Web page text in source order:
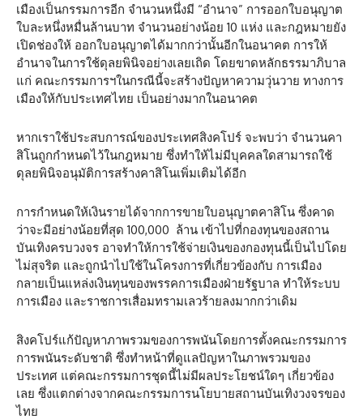
เมืองเป็นกรรมการอีก จำนวนหนึ่งมี “อำนาจ” การออกใบอนุญาต
ใบละหนึ่งหมื่นล้านบาท จำนวนอย่างน้อย 10 แห่ง และกฎหมายยัง
เปิดช่องให้ ออกใบอนุญาตได้มากกว่านั้นอีกในอนาคต การให้
อำนาจในการใช้ดุลยพินิจอย่างเลยเถิด โดยขาดหลักธรรมาภิบาล
แก่ คณะกรรมการฯในกรณีนี้จะสร้างปัญหาความวุ่นวาย ทางการ
เมืองให้กับประเทศไทย เป็นอย่างมากในอนาคต
หากเราใช้ประสบการณ์ของประเทศสิงคโปร์ จะพบว่า จำนวนคา
สิโนถูกกำหนดไว้ในกฎหมาย ซึ่งทำให้ไม่มีบุคคลใดสามารถใช้
ดุลยพินิจอนุมัติการสร้างคาสิโนเพิ่มเติมได้อีก
การกำหนดให้เงินรายได้จากการขายใบอนุญาตคาสิโน ซึ่งคาด
ว่าจะมีอย่างน้อยที่สุด 100,000 ล้าน เข้าไปที่กองทุนของสถาน
บันเทิงครบวงจร อาจทำให้การใช้จ่ายเงินของกองทุนนี้เป็นไปโดย
ไม่สุจริต และถูกนำไปใช้ในโครงการที่เกี่ยวข้องกับ การเมือง
กลายเป็นแหล่งเงินทุนของพรรคการเมืองฝ่ายรัฐบาล ทำให้ระบบ
การเมือง และราชการเสื่อมทรามเลวร้ายลงมากกว่าเดิม
สิงคโปร์แก้ปัญหาภาพรวมของการพนันโดยการตั้งคณะกรรมการ
การพนันระดับชาติ ซึ่งทำหน้าที่ดูแลปัญหาในภาพรวมของ
ประเทศ แต่คณะกรรมการชุดนี้ไม่มีผลประโยชน์ใดๆ เกี่ยวข้อง
เลย ซึ่งแตกต่างจากคณะกรรมการนโยบายสถานบันเทิงวงจรของ
ไทย